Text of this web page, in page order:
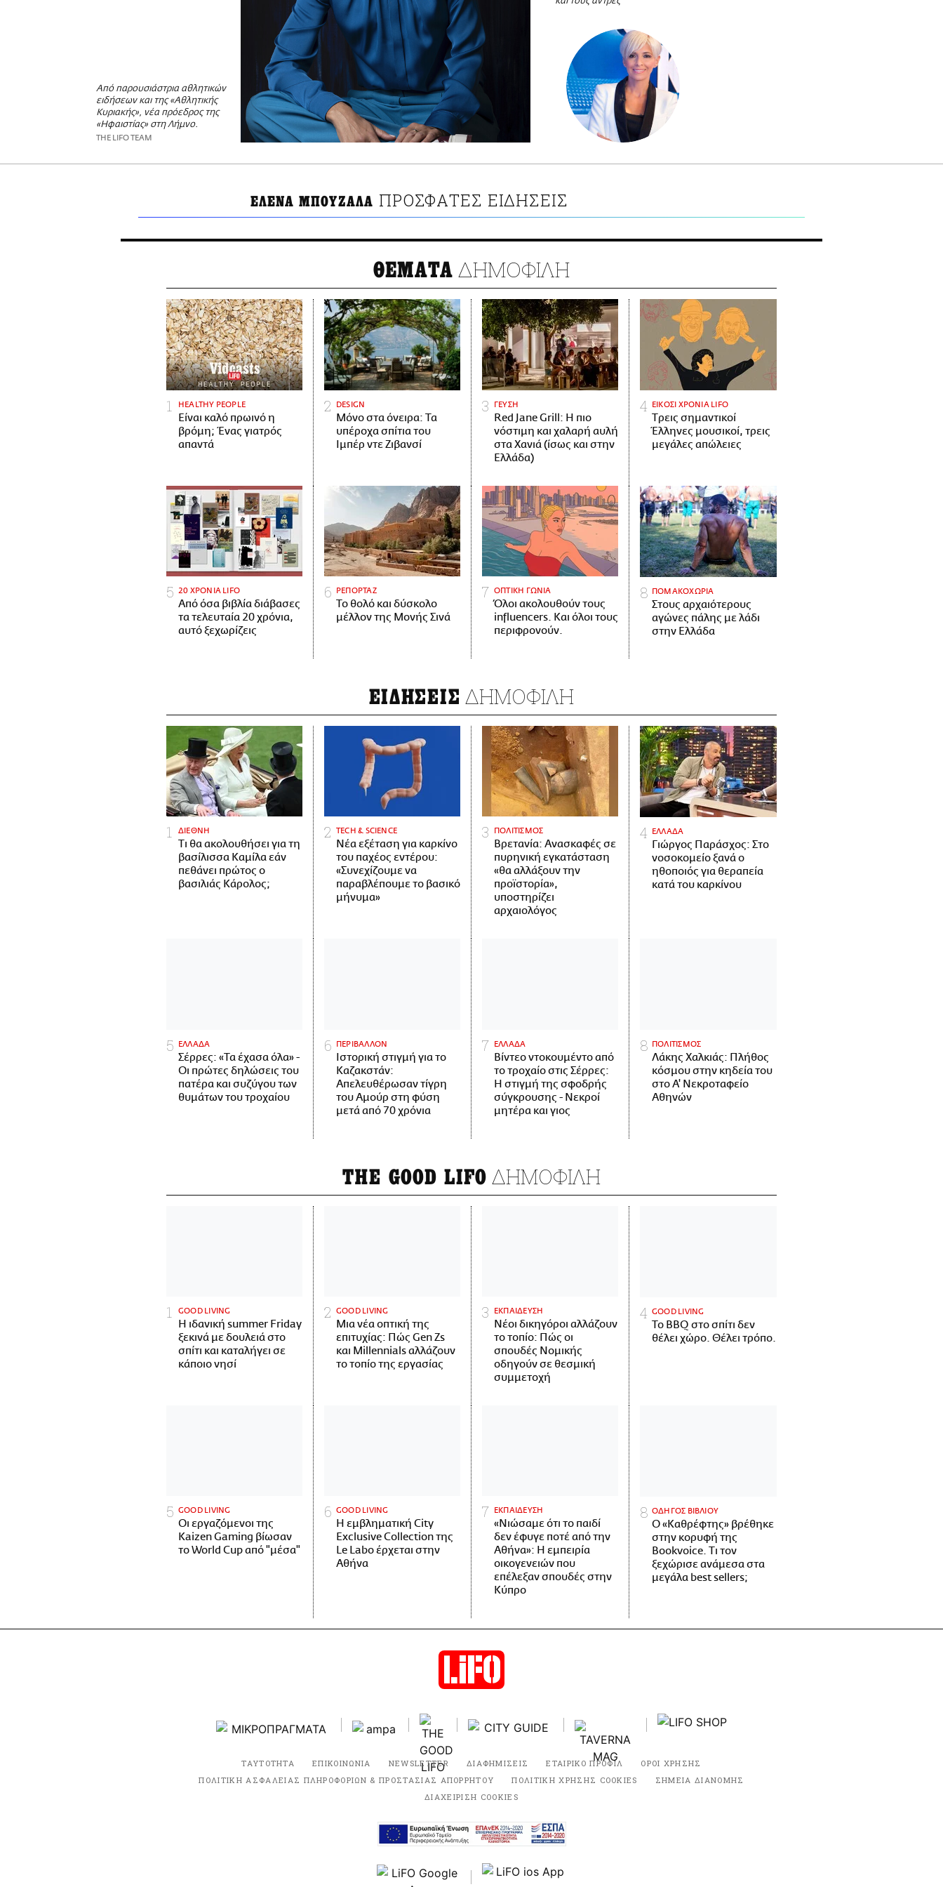
Από παρουσιάστρια αθλητικών
ειδήσεων και της «Αθλητικής
Κυριακής», νέα πρόεδρος της
«Ηφαιστίας» στη Λήμνο.
THE LIFO TEAM
ΕΛΕΝΑ ΜΠΟΥΖΑΛΑ ΠΡΟΣΦΑΤΕΣ ΕΙΔΗΣΕΙΣ
ΘΕΜΑΤΑ ΔΗΜΟΦΙΛΗ
HEALTHY PEOPLE
Είναι καλό πρωινό η
βρόμη; Ένας γιατρός
απαντά
DESIGN
Μόνο στα όνειρα: Τα
υπέροχα σπίτια του
Ιμπέρ ντε Ζιβανσί
ΓΕΥΣΗ
Red Jane Grill: Η πιο
νόστιμη και χαλαρή αυλή
στα Χανιά (ίσως και στην
Ελλάδα)
ΕΙΚΟΣΙ ΧΡΟΝΙΑ LIFO
Tρεις σημαντικοί
Έλληνες μουσικοί, τρεις
μεγάλες απώλειες
20 ΧΡΟΝΙΑ LIFO
Από όσα βιβλία διάβασες
τα τελευταία 20 χρόνια,
αυτό ξεχωρίζεις
ΡΕΠΟΡΤΑΖ
Το θολό και δύσκολο
μέλλον της Μονής Σινά
ΟΠΤΙΚΗ ΓΩΝΙΑ
Όλοι ακολουθούν τους
influencers. Και όλοι τους
περιφρονούν.
ΠΟΜΑΚΟΧΩΡΙΑ
Στους αρχαιότερους
αγώνες πάλης με λάδι
στην Ελλάδα
ΕΙΔΗΣΕΙΣ ΔΗΜΟΦΙΛΗ
ΔΙΕΘΝΗ
Τι θα ακολουθήσει για τη
βασίλισσα Καμίλα εάν
πεθάνει πρώτος ο
βασιλιάς Κάρολος;
ΤECH & SCIENCE
Νέα εξέταση για καρκίνο
του παχέος εντέρου:
«Συνεχίζουμε να
παραβλέπουμε το βασικό
μήνυμα»
ΠΟΛΙΤΙΣΜΟΣ
Βρετανία: Ανασκαφές σε
πυρηνική εγκατάσταση
«θα αλλάξουν την
προϊστορία»,
υποστηρίζει
αρχαιολόγος
ΕΛΛΑΔΑ
Γιώργος Παράσχος: Στο
νοσοκομείο ξανά ο
ηθοποιός για θεραπεία
κατά του καρκίνου
ΕΛΛΑΔΑ
Σέρρες: «Τα έχασα όλα» -
Οι πρώτες δηλώσεις του
πατέρα και συζύγου των
θυμάτων του τροχαίου
ΠΕΡΙΒΑΛΛΟΝ
Ιστορική στιγμή για το
Καζακστάν:
Απελευθέρωσαν τίγρη
του Αμούρ στη φύση
μετά από 70 χρόνια
ΕΛΛΑΔΑ
Βίντεο ντοκουμέντο από
το τροχαίο στις Σέρρες:
Η στιγμή της σφοδρής
σύγκρουσης - Νεκροί
μητέρα και γιος
ΠΟΛΙΤΙΣΜΟΣ
Λάκης Χαλκιάς: Πλήθος
κόσμου στην κηδεία του
στο Α' Νεκροταφείο
Αθηνών
THE GOOD LIFO ΔΗΜΟΦΙΛΗ
GOOD LIVING
Η ιδανική summer Friday
ξεκινά με δουλειά στο
σπίτι και καταλήγει σε
κάποιο νησί
GOOD LIVING
Μια νέα οπτική της
επιτυχίας: Πώς Gen Zs
και Millennials αλλάζουν
το τοπίο της εργασίας
ΕΚΠΑΙΔΕΥΣΗ
Νέοι δικηγόροι αλλάζουν
το τοπίο: Πώς οι
σπουδές Νομικής
οδηγούν σε θεσμική
συμμετοχή
GOOD LIVING
Το BBQ στο σπίτι δεν
θέλει χώρο. Θέλει τρόπο.
GOOD LIVING
Οι εργαζόμενοι της
Kaizen Gaming βίωσαν
το World Cup από "μέσα"
GOOD LIVING
Η εμβληματική City
Exclusive Collection της
Le Labo έρχεται στην
Αθήνα
ΕΚΠΑΙΔΕΥΣΗ
«Νιώσαμε ότι το παιδί
δεν έφυγε ποτέ από την
Αθήνα»: Η εμπειρία
οικογενειών που
επέλεξαν σπουδές στην
Κύπρο
ΟΔΗΓΟΣ ΒΙΒΛΙΟΥ
Ο «Καθρέφτης» βρέθηκε
στην κορυφή της
Bookvoice. Τι τον
ξεχώρισε ανάμεσα στα
μεγάλα best sellers;
ΤΑΥΤΟΤΗΤΑ ΕΠΙΚΟΙΝΩΝΙΑ NEWSLETTER ΔΙΑΦΗΜΙΣΕΙΣ ΕΤΑΙΡΙΚΟ ΠΡΟΦΙΛ
ΟΡΟΙ ΧΡΗΣΗΣ
ΠΟΛΙΤΙΚΗ ΑΣΦΑΛΕΙΑΣ ΠΛΗΡΟΦΟΡΙΩΝ & ΠΡΟΣΤΑΣΙΑΣ ΑΠΟΡΡΗΤΟΥ
ΠΟΛΙΤΙΚΗ ΧΡΗΣΗΣ COOKIES
ΣΗΜΕΙΑ ΔΙΑΝΟΜΗΣ
ΔΙΑΧΕΙΡΙΣΗ COOKIES